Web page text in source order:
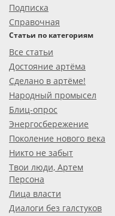
Подписка
Справочная
Статьи по категориям
Все статьи
Достояние артёма
Сделано в артёме!
Народный промысел
Блиц-опрос
Энергосбережение
Поколение нового века
Никто не забыт
Твои люди, Артем
Персона
Лица власти
Диалоги без галстуков